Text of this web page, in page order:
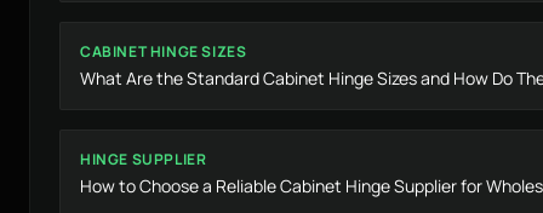
CABINET HINGE SIZES
What Are the Standard Cabinet Hinge Sizes and How Do
HINGE SUPPLIER
How to Choose a Reliable Cabinet Hinge Supplier for